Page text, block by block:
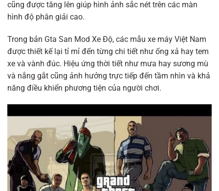
cũng được tăng lên giúp hình ảnh sắc nét trên các màn
hình độ phân giải cao.
Trong bản Gta San Mod Xe Độ, các mẫu xe máy Việt Nam
được thiết kế lại tỉ mỉ đến từng chi tiết như ống xả hay tem
xe và vành đúc. Hiệu ứng thời tiết như mưa hay sương mù
và nắng gắt cũng ảnh hưởng trực tiếp đến tầm nhìn và khả
năng điều khiển phương tiện của người chơi.